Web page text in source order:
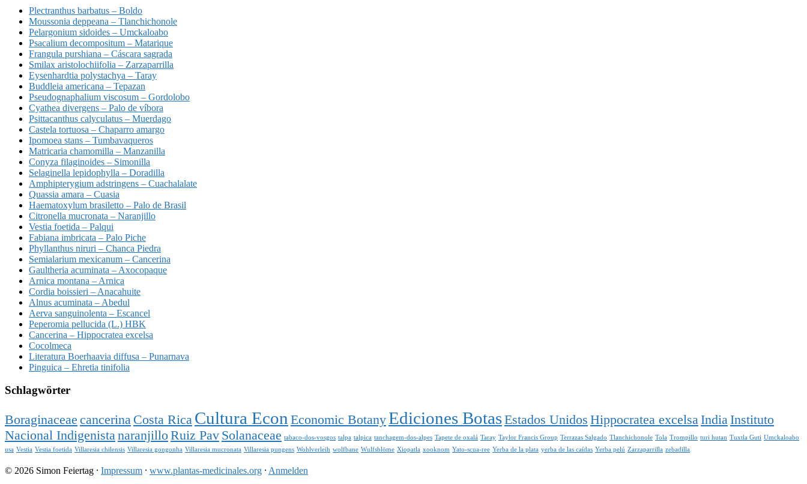
Plectranthus barbatus – Boldo
Moussonia deppeana – Tlanchichonole
Pelargonium sidoides – Umckaloabo
Psacalium decompositum – Matarique
Frangula purshiana – Cáscara sagrada
Smilax aristolochiifolia – Zarzaparrilla
Eysenhardtia polystachya – Taray
Buddleia americana – Tepazan
Pseudognaphalium viscosum – Gordolobo
Cyathea divergens – Palo de víbora
Psittacanthus calyculatus – Muerdago
Castela tortuosa – Chaparro amargo
Ipomoea stans – Tumbavaqueros
Matricaria chamomilla – Manzanilla
Conyza filaginoides – Simonilla
Selaginella lepidophylla – Doradilla
Amphipterygium adstringens – Cuachalalate
Quassia amara – Cuasia
Haematoxylum brasiletto – Palo de Brasil
Citronella mucronata – Naranjillo
Vestia foetida – Palqui
Fabiana imbricata – Palo Piche
Phyllanthus niruri – Chanca Piedra
Semialarium mexicanum – Cancerina
Gaultheria acuminata – Axocopaque
Arnica montana – Arnica
Cordia boissieri – Anacahuite
Alnus acuminata – Abedul
Aerva sanguinolenta – Escancel
Peperomia pellucida (L.) HBK
Cancerina – Hippocratea excelsa
Cocolmeca
Literatura Boerhaavia diffusa – Punarnava
Pinguica – Ehretia tinifolia
Schlagwörter
Boraginaceae cancerina Costa Rica Cultura Econ Economic BotanyEdiciones BotasEstados Unidos Hippocratea excelsaIndiaInstituto
Nacional IndigenistanaranjilloRuiz Pav Solanaceae tabaco-dos-vosgos talpa talpica tanchagem-dos-alpes Tapete de oxalá Taray Taylor Francis Group Terrazas Salgado Tlanchichonole Tola Trompillo turi hutan Tuxtla Guti Umckaloabo
usa Vestia Vestia foetida Villaresia chilensis Villaresia gongonha Villaresia mucronata Villaresia pungens Wohlverleih wolfbane Wulfsblöme Xiopatla xooknom Yato-scua-ree Yerba de la plata yerba de las caídas Yerba pelú Zarzaparrilla zebadilla
© 2026 Simon Feiertag ⸱ Impressum ⸱ www.plantas-medicinales.org ⸱ Anmelden